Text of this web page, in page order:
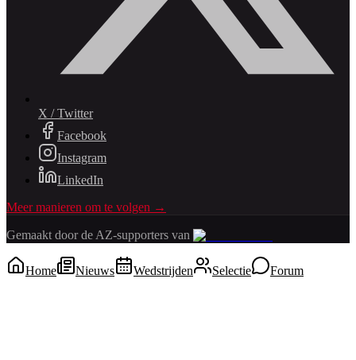
X / Twitter
Facebook
Instagram
LinkedIn
Meer manieren om te volgen →
Gemaakt door de AZ-supporters van
Home Nieuws Wedstrijden Selectie Forum